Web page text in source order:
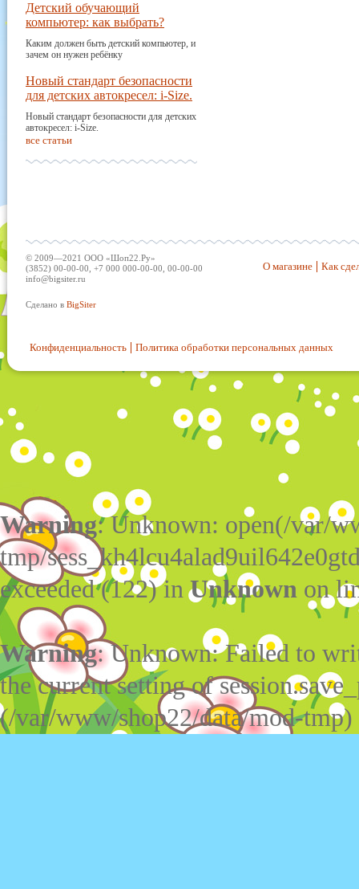
Детский обучающий
компьютер: как выбрать?
Каким должен быть детский компьютер, и
зачем он нужен ребёнку
Новый стандарт безопасности
для детских автокресел: i-Size.
Новый стандарт безопасности для детских
автокресел: i-Size.
все статьи
© 2009—2021 ООО «Шоп22.Ру»
(3852) 00-00-00, +7 000 000-00-00, 00-00-00
info@bigsiter.ru
Сделано в BigSiter
О магазине Как
Конфиденциальность Политика обработки персональных данных
Warning: Unknown: open(/var/
tmp/
exceeded (122) inUnknown on
Warning: Unknown: Failed to
the current setting of
(/var/www/shop22/data/mod-